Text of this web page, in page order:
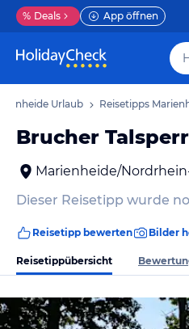
% Deals App öffnen
Urlaub Reisetipps
Brucher
Marienheide/
Dieser Reisetipp wurde
Reisetipp bewerten Bilder
Reisetippübersicht